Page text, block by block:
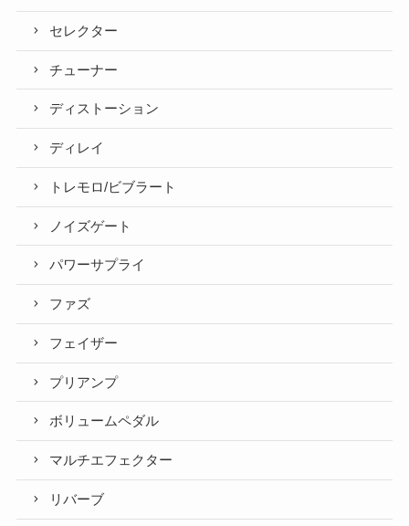
セレクター
チューナー
ディストーション
ディレイ
トレモロ/ビブラート
ノイズゲート
パワーサプライ
ファズ
フェイザー
プリアンプ
ボリュームペダル
マルチエフェクター
リバーブ